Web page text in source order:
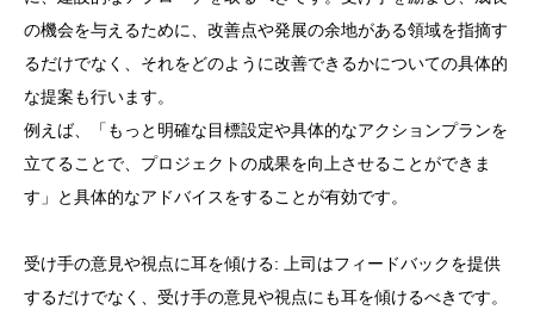
の機会を与えるために、改善点や発展の余地がある領域を指摘す
るだけでなく、それをどのように改善できるかについての具体的
な提案も行います。
例えば、「もっと明確な目標設定や具体的なアクションプランを
立てることで、プロジェクトの成果を向上させることができま
す」と具体的なアドバイスをすることが有効です。
受け手の意見や視点に耳を傾ける: 上司はフィードバックを提供
するだけでなく、受け手の意見や視点にも耳を傾けるべきです。